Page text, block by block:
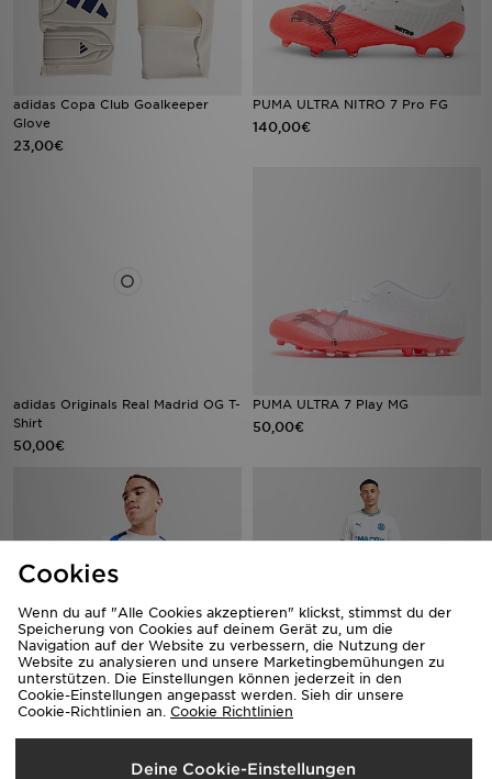
adidas Copa Club Goalkeeper
Glove
23,00€
PUMA ULTRA NITRO 7 Pro FG
140,00€
adidas Originals Real Madrid OG T-
Shirt
50,00€
PUMA ULTRA 7 Play MG
50,00€
PUMA Olympique Marseille
PUMA Olympique Marseille
2026/27 Heimtrikot
Cookies
Wenn du auf "Alle Cookies akzeptieren" klickst, stimmst du der
Speicherung von Cookies auf deinem Gerät zu, um die
Navigation auf der Website zu verbessern, die Nutzung der
Website zu analysieren und unsere Marketingbemühungen zu
unterstützen. Die Einstellungen können jederzeit in den
Cookie-Einstellungen angepasst werden. Sieh dir unsere
Cookie-Richtlinien an. Cookie Richtlinien
Deine Cookie-Einstellungen